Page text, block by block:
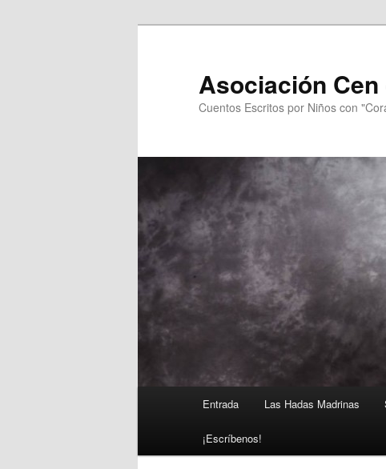
Asociación Cen
Cuentos Escritos por Niños con
Skip
to
Entrada Las Hadas Madrinas
¡Escríbenos!